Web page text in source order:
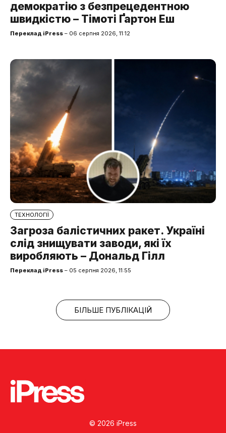
демократію з безпрецедентною
швидкістю – Тімоті Ґартон Еш
Переклад iPress – 06 серпня 2026, 11:12
ТЕХНОЛОГІЇ
Загроза балістичних ракет. Україні
слід знищувати заводи, які їх
виробляють – Дональд Гілл
Переклад iPress – 05 серпня 2026, 11:55
БІЛЬШЕ ПУБЛІКАЦІЙ
© 2026 iPress